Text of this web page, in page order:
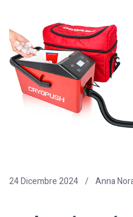
24 Dicembre 2024 Anna